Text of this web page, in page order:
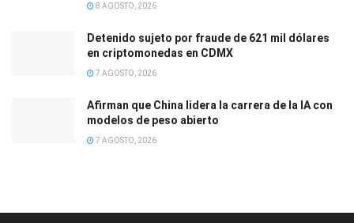
8 AGOSTO, 2026
Detenido sujeto por fraude de 621 mil dólares
en criptomonedas en CDMX
7 AGOSTO, 2026
Afirman que China lidera la carrera de la IA con
modelos de peso abierto
7 AGOSTO, 2026